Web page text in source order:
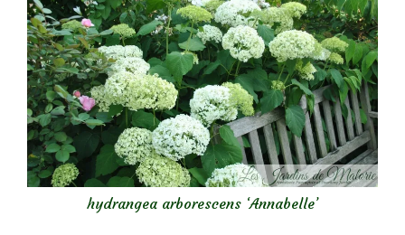
hydrangea arborescens ‘Annabelle’